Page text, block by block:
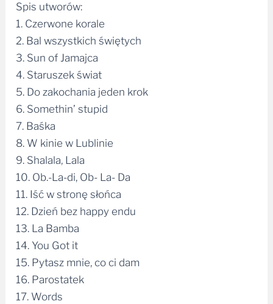
Spis utworów:
1. Czerwone korale
2. Bal wszystkich świętych
3. Sun of Jamajca
4. Staruszek świat
5. Do zakochania jeden krok
6. Somethin’ stupid
7. Baśka
8. W kinie w Lublinie
9. Shalala, Lala
10. Ob.-La-di, Ob- La- Da
11. Iść w stronę słońca
12. Dzień bez happy endu
13. La Bamba
14. You Got it
15. Pytasz mnie, co ci dam
16. Parostatek
17. Words